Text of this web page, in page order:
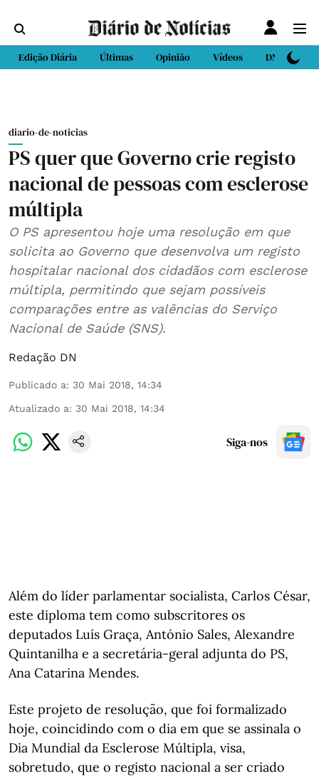
Edição Diária Últimas Opinião Vídeos DN Sport
diario-de-noticias
PS quer que Governo crie registo
nacional de pessoas com esclerose
múltipla
O PS apresentou hoje uma resolução em que
solicita ao Governo que desenvolva um registo
hospitalar nacional dos cidadãos com esclerose
múltipla, permitindo que sejam possíveis
comparações entre as valências do Serviço
Nacional de Saúde (SNS).
Redação DN
Publicado a: 30 Mai 2018, 14:34
Atualizado a: 30 Mai 2018, 14:34
Siga-nos
Além do líder parlamentar socialista, Carlos César,
este diploma tem como subscritores os
deputados Luís Graça, António Sales, Alexandre
Quintanilha e a secretária-geral adjunta do PS,
Ana Catarina Mendes.
Este projeto de resolução, que foi formalizado
hoje, coincidindo com o dia em que se assinala o
Dia Mundial da Esclerose Múltipla, visa,
sobretudo, que o registo nacional a ser criado